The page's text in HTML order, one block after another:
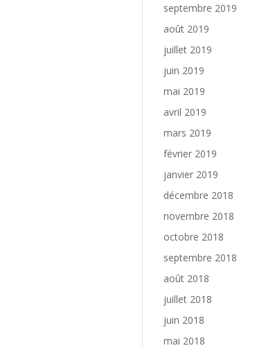
septembre 2019
août 2019
juillet 2019
juin 2019
mai 2019
avril 2019
mars 2019
février 2019
janvier 2019
décembre 2018
novembre 2018
octobre 2018
septembre 2018
août 2018
juillet 2018
juin 2018
mai 2018